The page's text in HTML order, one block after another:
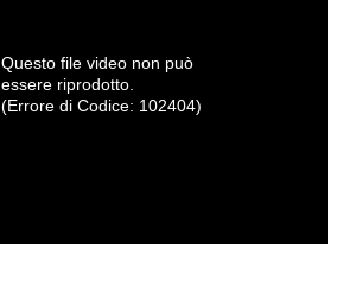
Questo file video non può
essere riprodotto.
(Errore di Codice: 102404)